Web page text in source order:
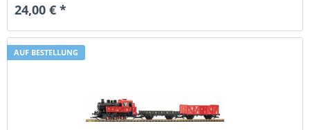
24,00 € *
AUF BESTELLUNG